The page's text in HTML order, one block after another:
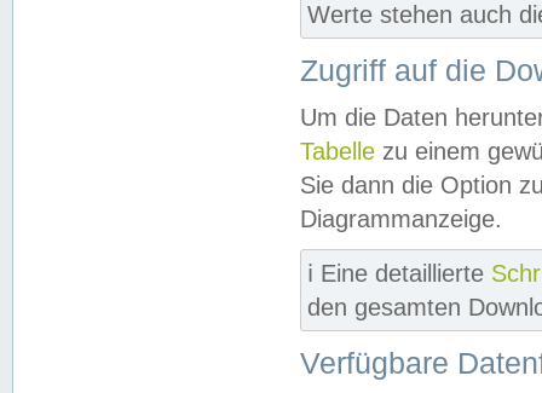
Werte stehen auch
Zugriff auf die
Um die Daten
Tabelle zu einem
Sie dann die Option
Diagrammanzeige.
ℹ️ Eine detaillierte
den gesamten
Verfügbare